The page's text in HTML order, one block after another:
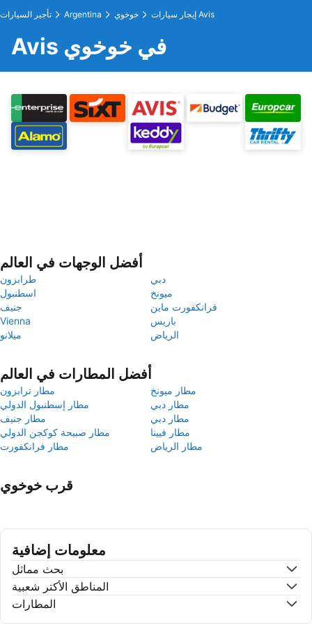
تأجير السيارات Argentina خوخوي إيجار سيارات Avis
Avis في خوخوي
أفضل الوجهات في العالم
طرابزون
دبي
اسطنبول
ميونخ
جنيف
فرانكفورت ماين
Vienna
باريس
ميلانو
الرياض
أفضل المطارات في العالم
مطار ترابزون
مطار ميونخ
مطار إسطنبول الدولي
مطار دبي
مطار جنيف
مطار دبي
مطار صبيحة كوكجن الدولي
مطار فيينا
مطار فرانكفورت
مطار الرياض
قرب خوخوي
معلومات إضافية
بحث مماثل
المناطق الأكتر شعبية
المطارات